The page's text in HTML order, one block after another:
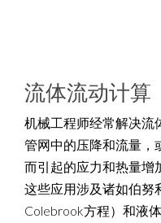
流体流动计算
机械工程师经常解决流
管网中的压降和流量，
而引起的应力和热量增
这些应用涉及诸如伯努
Colebrook方程）和液